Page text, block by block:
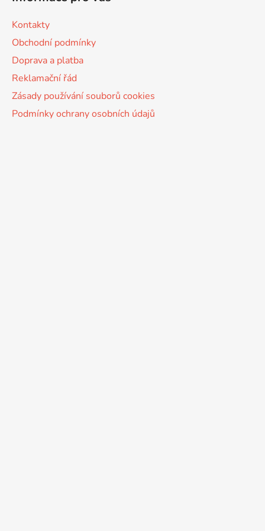
Kontakty
Obchodní podmínky
Doprava a platba
Reklamační řád
Zásady používání souborů cookies
Podmínky ochrany osobních údajů